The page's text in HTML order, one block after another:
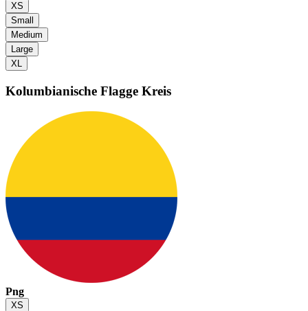
XS
Small
Medium
Large
XL
Kolumbianische Flagge Kreis
Png
XS